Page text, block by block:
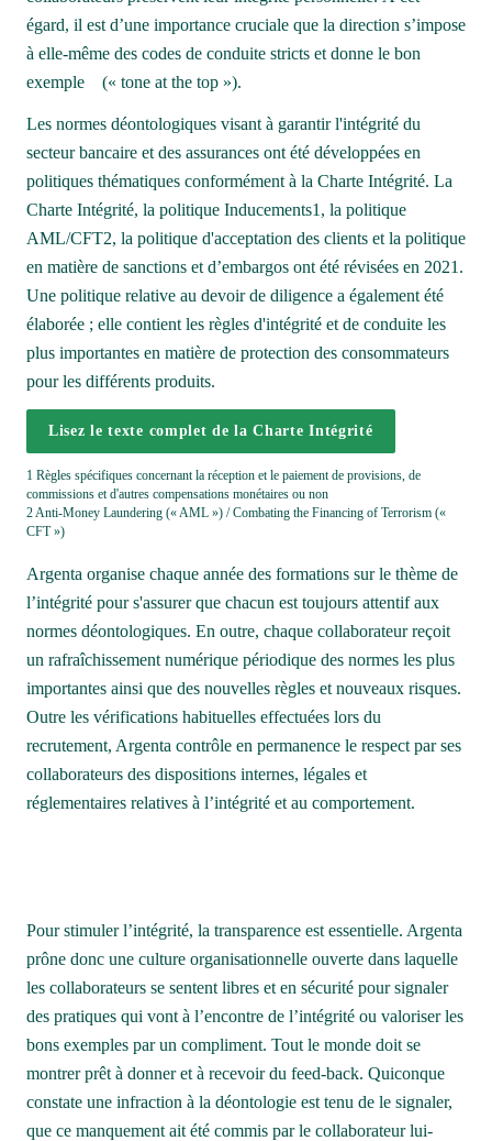
égard, il est d’une importance cruciale que la direction s’impose
à elle-même des codes de conduite stricts et donne le bon
exemple    (« tone at the top »).
Les normes déontologiques visant à garantir l'intégrité du
secteur bancaire et des assurances ont été développées en
politiques thématiques conformément à la Charte Intégrité. La
Charte Intégrité, la politique Inducements1, la politique
AML/CFT2, la politique d'acceptation des clients et la politique
en matière de sanctions et d’embargos ont été révisées en 2021.
Une politique relative au devoir de diligence a également été
élaborée ; elle contient les règles d'intégrité et de conduite les
plus importantes en matière de protection des consommateurs
pour les différents produits.
Lisez le texte complet de la Charte Intégrité
1 Règles spécifiques concernant la réception et le paiement de provisions, de
commissions et d'autres compensations monétaires ou non
2 Anti-Money Laundering (« AML ») / Combating the Financing of Terrorism («
CFT »)
Argenta organise chaque année des formations sur le thème de
l’intégrité pour s'assurer que chacun est toujours attentif aux
normes déontologiques. En outre, chaque collaborateur reçoit
un rafraîchissement numérique périodique des normes les plus
importantes ainsi que des nouvelles règles et nouveaux risques.
Outre les vérifications habituelles effectuées lors du
recrutement, Argenta contrôle en permanence le respect par ses
collaborateurs des dispositions internes, légales et
réglementaires relatives à l’intégrité et au comportement.
Pour stimuler l’intégrité, la transparence est essentielle. Argenta
prône donc une culture organisationnelle ouverte dans laquelle
les collaborateurs se sentent libres et en sécurité pour signaler
des pratiques qui vont à l’encontre de l’intégrité ou valoriser les
bons exemples par un compliment. Tout le monde doit se
montrer prêt à donner et à recevoir du feed-back. Quiconque
constate une infraction à la déontologie est tenu de le signaler,
que ce manquement ait été commis par le collaborateur lui-